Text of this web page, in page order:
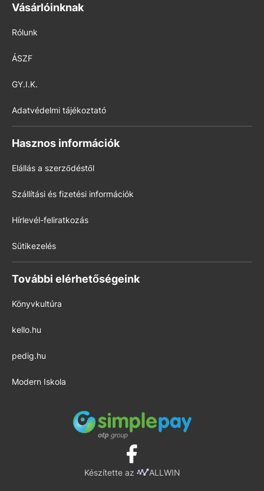
Vásárlóinknak
Rólunk
ÁSZF
GY.I.K.
Adatvédelmi tájékoztató
Hasznos információk
Elállás a szerződéstől
Szállítási és fizetési információk
Hírlevél-feliratkozás
Sütikezelés
További elérhetőségeink
Könyvkultúra
kello.hu
pedig.hu
Modern Iskola
Készítette az ALLWIN